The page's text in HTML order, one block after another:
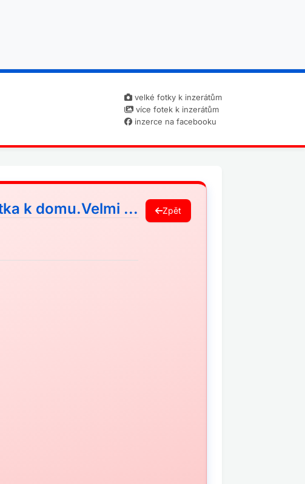
velké fotky k inzerátům
více fotek k inzerátům
inzerce na facebooku
k domu.Velmi ... Zpět